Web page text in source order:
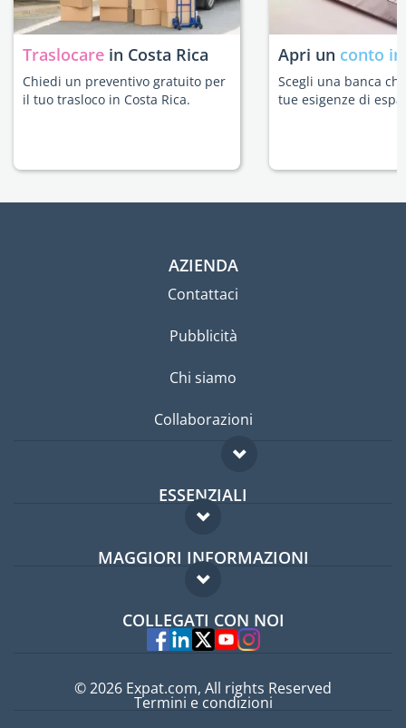
Traslocare in Costa Rica
Chiedi un preventivo gratuito per
il tuo trasloco in Costa Rica.
Apri un conto
Scegli una banca
tue esigenze di
AZIENDA
Contattaci
Pubblicità
Chi siamo
Collaborazioni
ESSENZIALI
Forum per expat
Guida per expat
MAGGIORI INFORMAZIONI
Domande frequenti
Esperti
COLLEGATI CON NOI
© 2026 Expat.com, All rights Reserved
Termini e condizioni